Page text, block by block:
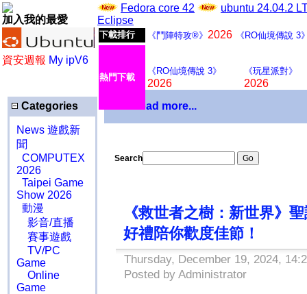
加入我的最愛
資安週報 My ipV6
Fedora core 42
ubuntu 24.04.2
Eclipse
下載排行 《鬥陣特攻®》 2026 《RO仙境傳說 3
熱門下載
《RO仙境傳說 3》
2026
《玩星派對》
2026
Categories
News 遊戲新
聞
COMPUTEX
2026
Taipei Game
Show 2026
動漫
影音/直播
賽事遊戲
TV/PC
Game
Online
Game
Download more...
Search
《救世者之樹：新世界》
好禮陪你歡度佳節！
Thursday, December 19, 2024,
Posted by Administrator